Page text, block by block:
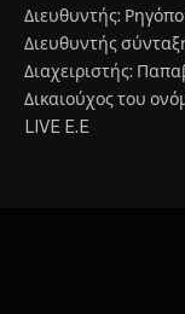
Διευθυντής:
Διευθυντής
Διαχειριστής:
Δικαιούχος του
LIVE E.E